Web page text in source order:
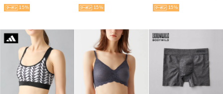
15 15 15